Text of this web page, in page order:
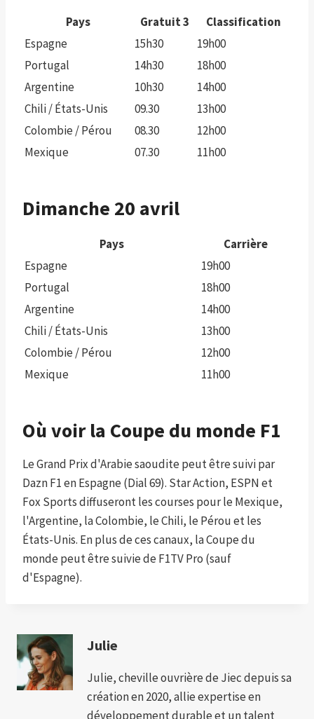
Pays Gratuit 3
Classification
Espagne
15h30
19h00
Portugal
14h30
18h00
Argentine
10h30
14h00
Chili / États-Unis
09.30
13h00
Colombie / Pérou
08.30
12h00
Mexique
07.30 11h00
Dimanche 20 avril
Pays
Carrière
Espagne
19h00
Portugal
18h00
Argentine
14h00
Chili / États-Unis
13h00
Colombie / Pérou
12h00
Mexique
11h00
Où voir la Coupe du monde F1
Le Grand Prix d'Arabie saoudite peut être suivi par
Dazn F1 en Espagne (Dial 69). Star Action, ESPN et
Fox Sports diffuseront les courses pour le Mexique,
l'Argentine, la Colombie, le Chili, le Pérou et les
États-Unis. En plus de ces canaux, la Coupe du
monde peut être suivie de F1TV Pro (sauf
d'Espagne).
Julie
Julie, cheville ouvrière de Jiec depuis sa
création en 2020, allie expertise en
développement durable et un talent